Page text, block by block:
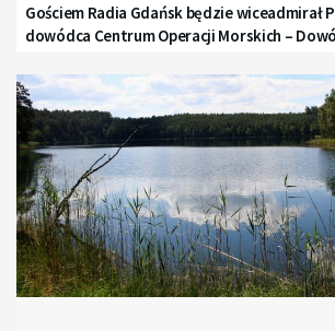
Gościem Radia Gdańsk będzie wiceadmirał
dowódca Centrum Operacji Morskich –